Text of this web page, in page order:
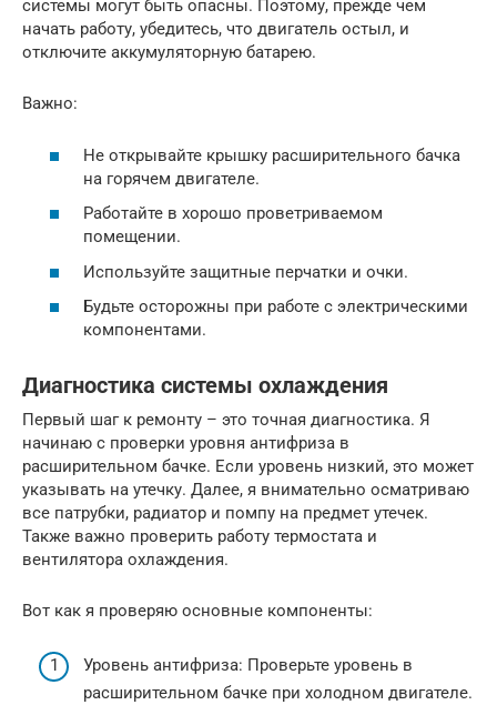
системы могут быть опасны. Поэтому, прежде чем
начать работу, убедитесь, что двигатель остыл, и
отключите аккумуляторную батарею.
Важно:
Не открывайте крышку расширительного бачка
на горячем двигателе.
Работайте в хорошо проветриваемом
помещении.
Используйте защитные перчатки и очки.
Будьте осторожны при работе с электрическими
компонентами.
Диагностика системы охлаждения
Первый шаг к ремонту – это точная диагностика. Я
начинаю с проверки уровня антифриза в
расширительном бачке. Если уровень низкий, это может
указывать на утечку. Далее, я внимательно осматриваю
все патрубки, радиатор и помпу на предмет утечек.
Также важно проверить работу термостата и
вентилятора охлаждения.
Вот как я проверяю основные компоненты:
Уровень антифриза: Проверьте уровень в
расширительном бачке при холодном двигателе.